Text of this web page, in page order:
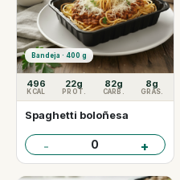
Bandeja · 400 g
496
KCAL
22g
PROT.
82g
CARB.
8g
GRAS.
Spaghetti boloñesa
- 0 +